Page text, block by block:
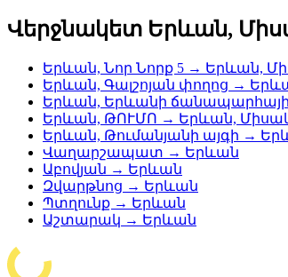
Վերջնակետ Երևան,
Երևան, Նոր Նորք 5 → Երևան,
Երևան, Գալշոյան փողոց →
Երևան, Երևանի
Երևան, ԹՈՒՄՈ → Երևան, Միսակ
Երևան, Թումանյանի այգի →
Վաղարշապատ → Երևան
Աբովյան → Երևան
Զվարթնոց → Երևան
Պտղունք → Երևան
Աշտարակ → Երևան